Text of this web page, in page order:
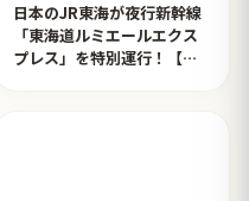
日本のJR東海が夜行新幹線
「東海道ルミエールエクス
プレス」を特別運行！【タ